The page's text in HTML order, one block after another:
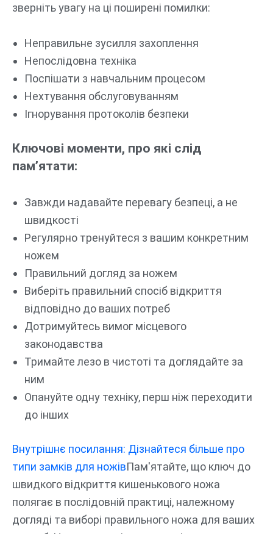
зверніть увагу на ці поширені помилки:
Неправильне зусилля захоплення
Непослідовна техніка
Поспішати з навчальним процесом
Нехтування обслуговуванням
Ігнорування протоколів безпеки
Ключові моменти, про які слід
пам’ятати:
Завжди надавайте перевагу безпеці, а не
швидкості
Регулярно тренуйтеся з вашим конкретним
ножем
Правильний догляд за ножем
Виберіть правильний спосіб відкриття
відповідно до ваших потреб
Дотримуйтесь вимог місцевого
законодавства
Тримайте лезо в чистоті та доглядайте за
ним
Опануйте одну техніку, перш ніж переходити
до інших
Внутрішнє посилання: Дізнайтеся більше про
типи замків для ножівПам'ятайте, що ключ до
швидкого відкриття кишенькового ножа
полягає в послідовній практиці, належному
догляді та виборі правильного ножа для ваших